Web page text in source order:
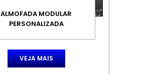
ALMOFADA MODULAR
PERSONALIZADA
VEJA MAIS